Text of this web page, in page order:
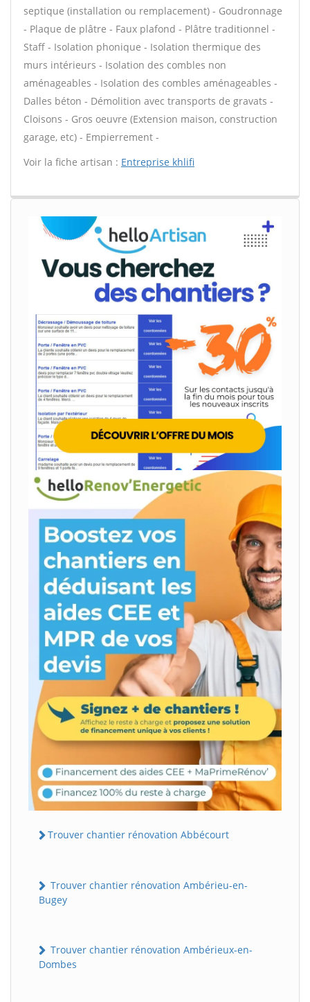
septique (installation ou remplacement) - Goudronnage
- Plaque de plâtre - Faux plafond - Plâtre traditionnel -
Staff - Isolation phonique - Isolation thermique des
murs intérieurs - Isolation des combles non
aménageables - Isolation des combles aménageables -
Dalles béton - Démolition avec transports de gravats -
Cloisons - Gros oeuvre (Extension maison, construction
garage, etc) - Empierrement -
Voir la fiche artisan : Entreprise khlifi
Trouver chantier rénovation Abbécourt
Trouver chantier rénovation Ambérieu-en-
Bugey
Trouver chantier rénovation Ambérieux-en-
Dombes